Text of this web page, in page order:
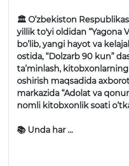
🏛 O’zbekiston
yillik to'yi oldidan “Yagona
bo’lib, yangi hayot va
ostida, “Dolzarb 90 kun”
ta’minlash,
oshirish maqsadida
markazida “Adolat va
nomli kitobxonlik soati
📚 Unda har …